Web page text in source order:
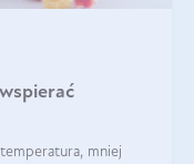
mniej